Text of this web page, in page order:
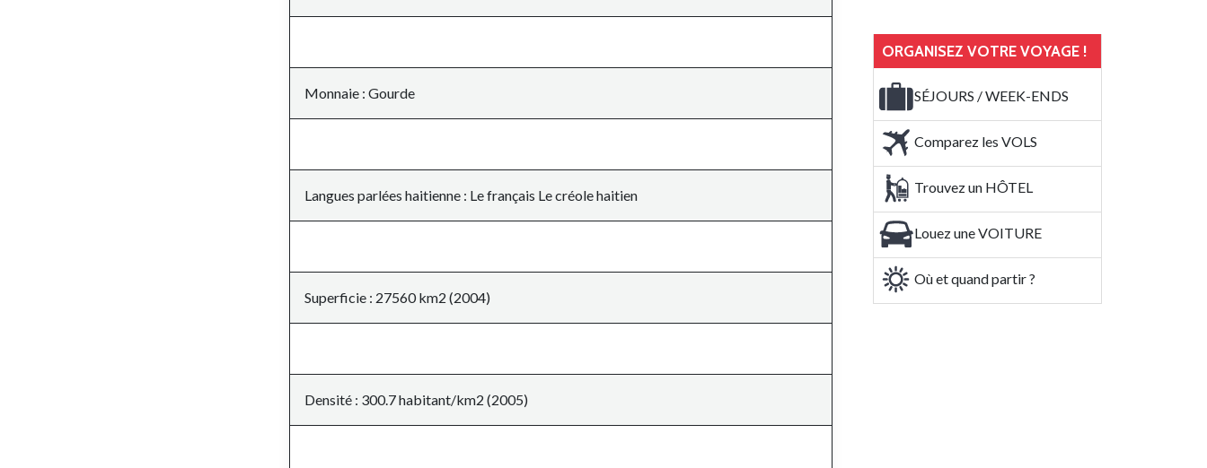
Monnaie : Gourde
Langues parlées haitienne : Le français Le créole haitien
Superficie : 27560 km2 (2004)
Densité : 300.7 habitant/km2 (2005)
ORGANISEZ VOTRE VOYAGE !
SÉJOURS / WEEK-ENDS
Comparez les VOLS
Trouvez un HÔTEL
Louez une VOITURE
Où et quand partir ?